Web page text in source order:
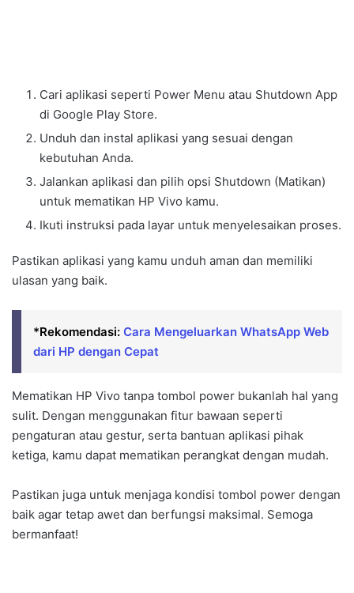
Cari aplikasi seperti Power Menu atau Shutdown App
di Google Play Store.
Unduh dan instal aplikasi yang sesuai dengan
kebutuhan Anda.
Jalankan aplikasi dan pilih opsi Shutdown (Matikan)
untuk mematikan HP Vivo kamu.
Ikuti instruksi pada layar untuk menyelesaikan proses.
Pastikan aplikasi yang kamu unduh aman dan memiliki
ulasan yang baik.
*Rekomendasi: Cara Mengeluarkan WhatsApp Web
dari HP dengan Cepat
Mematikan HP Vivo tanpa tombol power bukanlah hal yang
sulit. Dengan menggunakan fitur bawaan seperti
pengaturan atau gestur, serta bantuan aplikasi pihak
ketiga, kamu dapat mematikan perangkat dengan mudah.
Pastikan juga untuk menjaga kondisi tombol power dengan
baik agar tetap awet dan berfungsi maksimal. Semoga
bermanfaat!